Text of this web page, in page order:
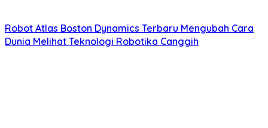
Robot Atlas Boston Dynamics Terbaru Mengubah Cara
Dunia Melihat Teknologi Robotika Canggih